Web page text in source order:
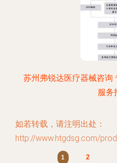
苏州弗锐达医疗器械咨询
服务
如若转载，请注明出处：
http://www.htgdsg.com/
1 2